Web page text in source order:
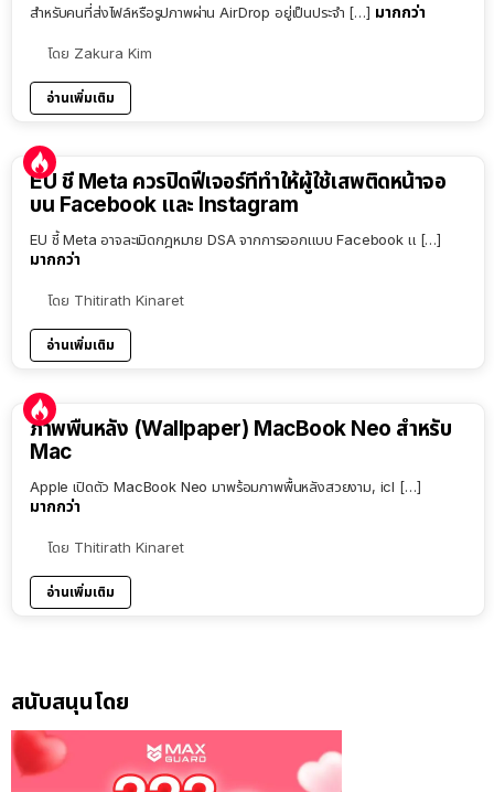
สำหรับคนที่ส่งไฟล์หรือรูปภาพผ่าน AirDrop อยู่เป็นประจำ […] มากกว่า
โดย Zakura Kim
อ่านเพิ่มเติม
EU ชี้ Meta ควรปิดฟีเจอร์ที่ทำให้ผู้ใช้เสพติดหน้าจอ
บน Facebook และ Instagram
EU ชี้ Meta อาจละเมิดกฎหมาย DSA จากการออกแบบ Facebook แ […]
มากกว่า
โดย Thitirath Kinaret
อ่านเพิ่มเติม
ภาพพื้นหลัง (Wallpaper) MacBook Neo สำหรับ
Mac
Apple เปิดตัว MacBook Neo มาพร้อมภาพพื้นหลังสวยงาม, icl […]
มากกว่า
โดย Thitirath Kinaret
อ่านเพิ่มเติม
สนับสนุนโดย